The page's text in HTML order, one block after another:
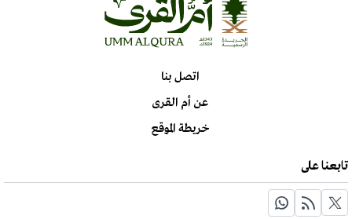
اتصل بنا
عن أم القرى
خريطة الموقع
تابعنا على